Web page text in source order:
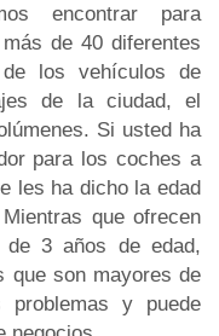
encontrar para
de 40 diferentes
los vehículos de
de la ciudad, el
Si usted ha
para los coches a
les ha dicho la edad
que ofrecen
3 años de edad,
que son mayores de
y puede